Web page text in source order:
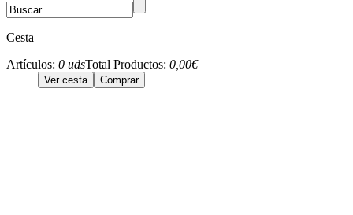
Cesta
Artículos: 0 udsTotal Productos: 0,00€